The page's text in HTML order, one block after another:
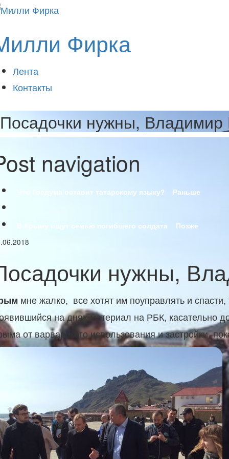
Фирка
Лента
Контакты
Посадочки нужны,
navigation
Что Госдума оставит татарскому языку? Раньше
В Крыму ищут семью погибшего солдата
Позже
нужны,
мне жалко, все хотят им поуправлять и
на днях материал на РБК, касательно
от варварского использования и застройки,